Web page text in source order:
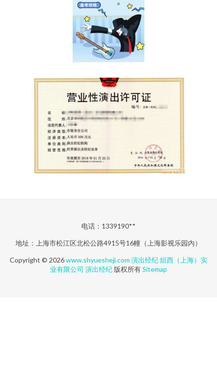
电话：1339190**
地址：上海市松江区北松公路4915号16幢（上海影视乐园内）
Copyright © 2026www.shyuesheji.com 演出经纪烜西（上海）实
业有限公司 演出经纪 版权所有Sitemap